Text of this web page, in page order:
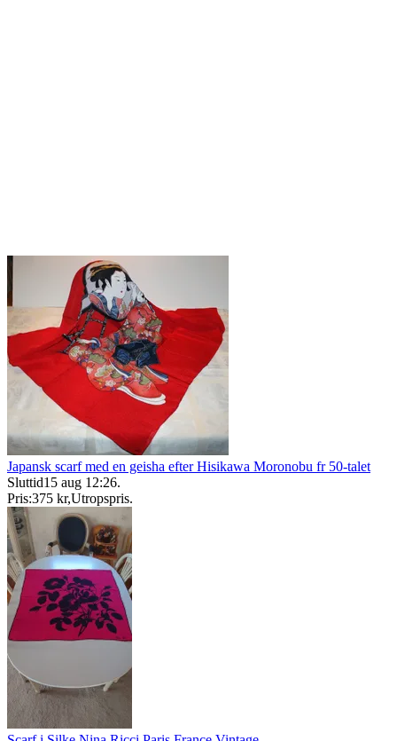
Japansk scarf med en geisha efter Hisikawa Moronobu fr 50-talet
Sluttid15 aug 12:26.
Pris:375 kr,Utropspris.